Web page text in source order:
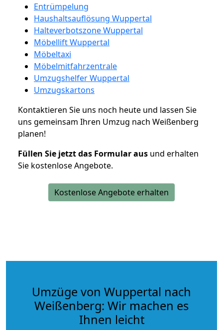
Entrümpelung
Haushaltsauflösung Wuppertal
Halteverbotszone Wuppertal
Möbellift Wuppertal
Möbeltaxi
Möbelmitfahrzentrale
Umzugshelfer Wuppertal
Umzugskartons
Kontaktieren Sie uns noch heute und lassen Sie
uns gemeinsam Ihren Umzug nach Weißenberg
planen!
Füllen Sie jetzt das Formular aus und erhalten
Sie kostenlose Angebote.
Kostenlose Angebote erhalten
Umzüge von Wuppertal nach
Weißenberg: Wir machen es
Ihnen leicht